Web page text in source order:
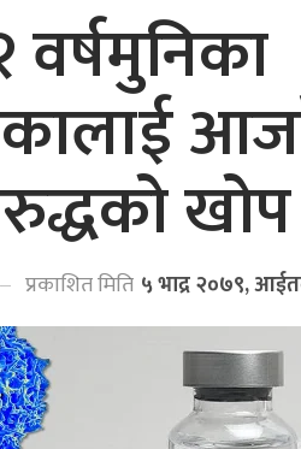
प्रकाशित मिति ५ भाद्र २०७९,